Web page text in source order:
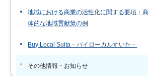
地域における商業の活性化に関する要項・
体的な地域貢献策の例
Buy Local Suita－バイローカルすいた－
その他情報・お知らせ